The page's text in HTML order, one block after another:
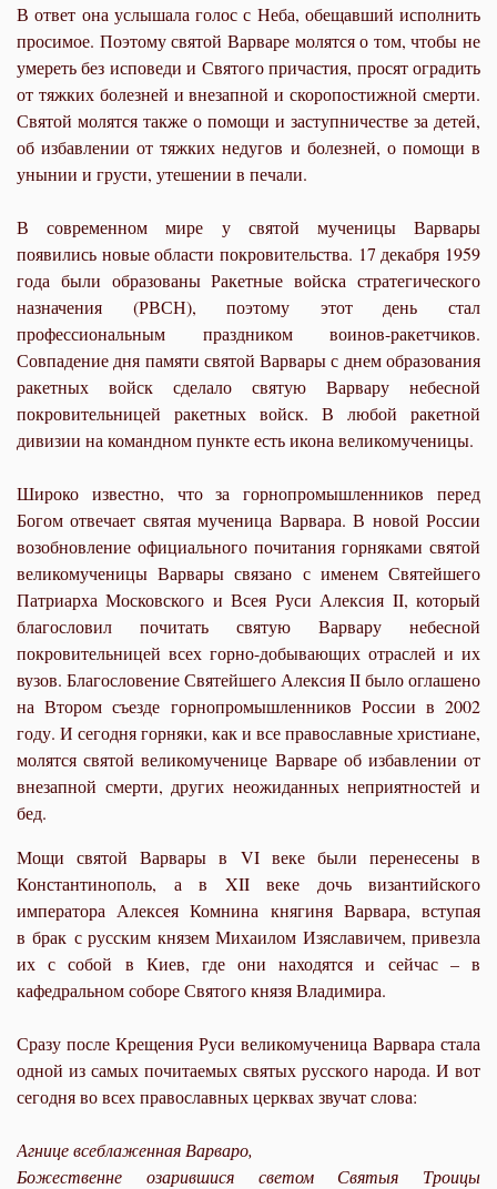
В ответ она услышала голос с Неба, обещавший исполнить
просимое. Поэтому святой Варваре молятся о том, чтобы не
умереть без исповеди и Святого причастия, просят оградить
от тяжких болезней и внезапной и скоропостижной смерти.
Святой молятся также о помощи и заступничестве за детей,
об избавлении от тяжких недугов и болезней, о помощи в
унынии и грусти, утешении в печали.
В современном мире у святой мученицы Варвары
появились новые области покровительства. 17 декабря 1959
года были образованы Ракетные войска стратегического
назначения (РВСН), поэтому этот день стал
профессиональным праздником воинов-ракетчиков.
Совпадение дня памяти святой Варвары с днем образования
ракетных войск сделало святую Варвару небесной
покровительницей ракетных войск. В любой ракетной
дивизии на командном пункте есть икона великомученицы.
Широко известно, что за горнопромышленников перед
Богом отвечает святая мученица Варвара. В новой России
возобновление официального почитания горняками святой
великомученицы Варвары связано с именем Святейшего
Патриарха Московского и Всея Руси Алексия II, который
благословил почитать святую Варвару небесной
покровительницей всех горно-добывающих отраслей и их
вузов. Благословение Святейшего Алексия II было оглашено
на Втором съезде горнопромышленников России в 2002
году. И сегодня горняки, как и все православные христиане,
молятся святой великомученице Варваре об избавлении от
внезапной смерти, других неожиданных неприятностей и
бед.
Мощи святой Варвары в VI веке были перенесены в
Константинополь, а в XII веке дочь византийского
императора Алексея Комнина княгиня Варвара, вступая
вбрак с русским князем Михаилом Изяславичем, привезла
их с собой в Киев, где они находятся и сейчас – в
кафедральном соборе Святого князя Владимира.
Сразу после Крещения Руси великомученица Варвара стала
одной из самых почитаемых святых русского народа. И вот
сегодня во всех православных церквах звучат слова:
Агнице всеблаженная Варваро,
Божественне озарившися светом Святыя Троицы